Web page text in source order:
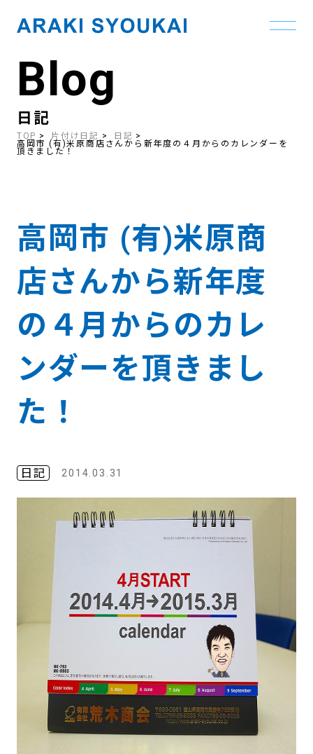
contentBlog
日記
TOP 片付け日記 日記
高岡市 (有)米原商店さんから新年度の４月からのカレンダーを
頂きました！
高岡市 (有)米原商
店さんから新年度
の４月からのカレ
ンダーを頂きまし
た！
日記 2014.03.31